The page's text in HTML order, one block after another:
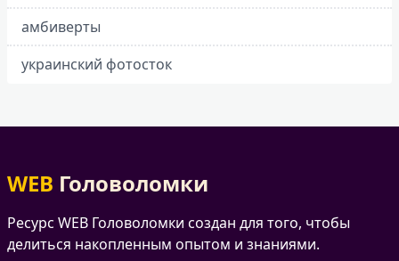
амбиверты
украинский фотосток
WEB Головоломки
Ресурс WEB Головоломки создан для того, чтобы
делиться накопленным опытом и знаниями.